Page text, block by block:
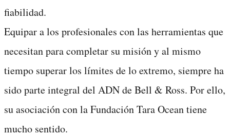
fiabilidad.
Equipar a los profesionales con las herramientas que
necesitan para completar su misión y al mismo
tiempo superar los límites de lo extremo, siempre ha
sido parte integral del ADN de Bell & Ross. Por ello,
su asociación con la Fundación Tara Ocean tiene
mucho sentido.